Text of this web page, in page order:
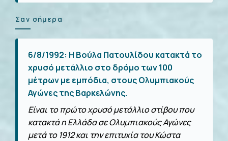
Σαν σήμερα
6/8/1992: Η Βούλα Πατουλίδου κατακτά το
χρυσό μετάλλιο στο δρόμο των 100
μέτρων με εμπόδια, στους Ολυμπιακούς
Αγώνες της Βαρκελώνης.
Είναι το πρώτο χρυσό μετάλλιο στίβου που
κατακτά η Ελλάδα σε Ολυμπιακούς Αγώνες
μετά το 1912 και την επιτυχία του Κώστα